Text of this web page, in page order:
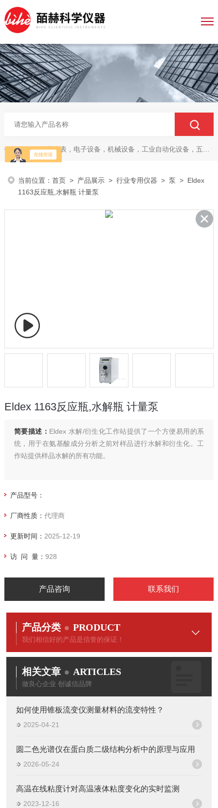
热门关键词：仪器仪表，电子设备，机械设备，工业自动化设备，五金产品，电线电缆，金属材料，电子
当前位置：首页 > 产品展示 >行业专用仪器 >泵 > Eldex
1163反应瓶,水解瓶 计量泵
Eldex 1163反应瓶,水解瓶 计量泵
简要描述： Eldex 水解/衍生化工作站提供了一个方便易用的系
统，用于在氨基酸成分分析之前对样品进行水解和衍生化。工
作站提供样品水解的所有功能。
电：I73I7355928
产品型号：
厂商性质： 代理商
更新时间： 2025-12-19
访 问 量： 928
产品咨询 联系我们
产品分类 PRODUCT
我们相信好的产品是信誉的保证！
相关文章 ARTICLES
做良心企业 创诚信品牌
如何使用锥板流变仪测量材料的流变特性？
2025-04-21
圆二色光谱仪在蛋白质二级结构分析中的原理与应用
2026-05-24
高温在线粘度计对高温液体粘度变化的实时监测
2023-12-16